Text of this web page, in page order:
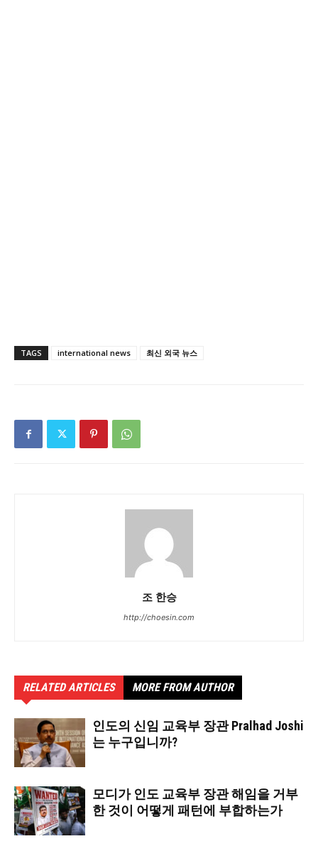
TAGS international news 최신 외국 뉴스
조 한승
http://choesin.com
RELATED ARTICLES MORE FROM AUTHOR
인도의 신임 교육부 장관 Pralhad Joshi
는 누구입니까?
모디가 인도 교육부 장관 해임을 거부
한 것이 어떻게 패턴에 부합하는가